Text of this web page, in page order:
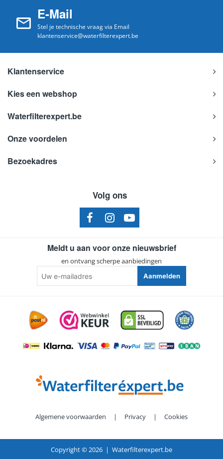
E-Mail
Stel je technische vraag via Email
klantenservice@waterfilterexpert.be
Klantenservice
Kies een webshop
Waterfilterexpert.be
Onze voordelen
Bezoekadres
Volg ons
Meldt u aan voor onze nieuwsbrief
en ontvang scherpe aanbiedingen
e-
mailadres
Aanmelden
Algemene voorwaarden | Privacy | Cookies
Copyright ©2026 | Waterfilterexpert.be